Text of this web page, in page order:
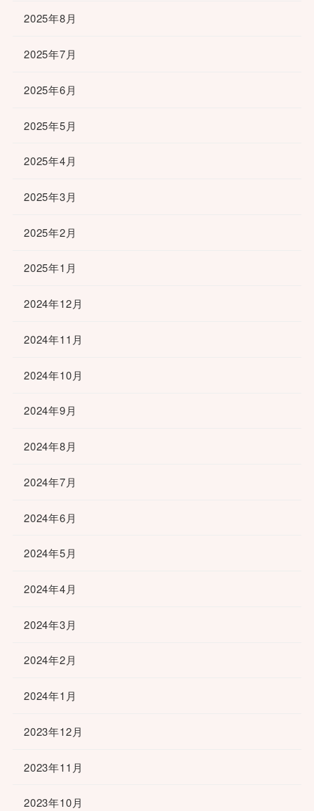
2025年8月
2025年7月
2025年6月
2025年5月
2025年4月
2025年3月
2025年2月
2025年1月
2024年12月
2024年11月
2024年10月
2024年9月
2024年8月
2024年7月
2024年6月
2024年5月
2024年4月
2024年3月
2024年2月
2024年1月
2023年12月
2023年11月
2023年10月